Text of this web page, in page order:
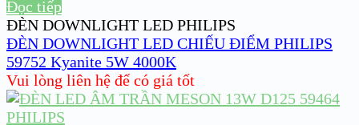
Đọc tiếp
ĐÈN DOWNLIGHT LED PHILIPS
ĐÈN DOWNLIGHT LED CHIẾU ĐIỂM PHILIPS
59752 Kyanite 5W 4000K
Vui lòng liên hệ để có giá tốt